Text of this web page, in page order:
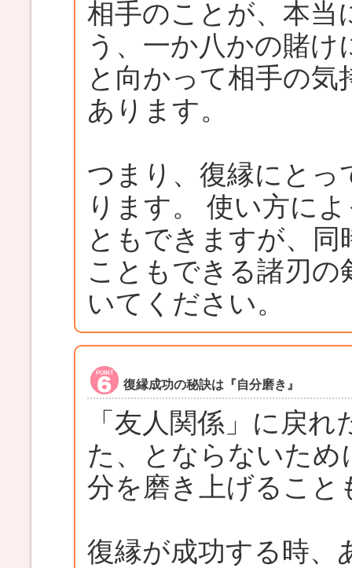
相手のことが、本当
う、一か八かの賭
と向かって相手の
あります。
つまり、復縁にとっ
ります。 使い方に
ともできますが、
こともできる諸刃
いてください。
復縁成功の秘訣は『自分磨き』
「友人関係」に戻
た、とならないた
分を磨き上げること
復縁が成功する時、